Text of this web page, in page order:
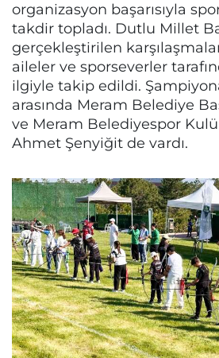
organizasyon başarısıyla
takdir topladı. Dutlu Millet
gerçekleştirilen
aileler ve sporseverler
ilgiyle takip edildi.
arasında Meram Belediye
ve Meram Belediyespor
Ahmet Şenyiğit de vardı.